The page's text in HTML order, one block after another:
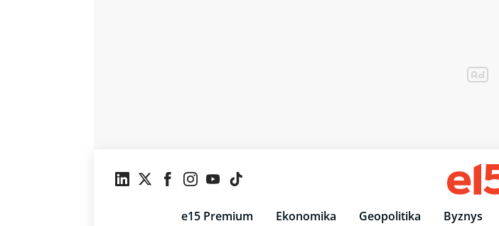
e15 Premium Ekonomika Geopolitika Byznys